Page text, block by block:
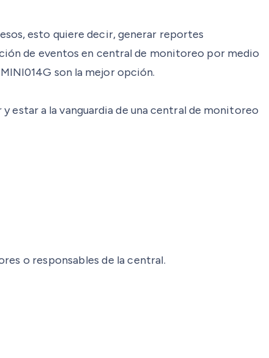
esto quiere decir, generar reportes
de eventos en central de monitoreo por medio
son la mejor opción.
estar a la vanguardia de una central de monitoreo
o responsables de la central.